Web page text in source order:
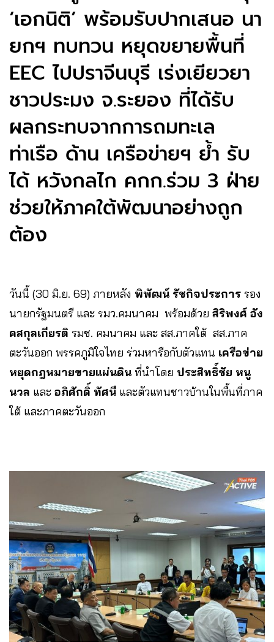
‘เอกนิติ’ พร้อมรับปากเสนอ นา
ยกฯ ทบทวน หยุดขยายพื้นที่
EEC ไปปราจีนบุรี เร่งเยียวยา
ชาวประมง จ.ระยอง ที่ได้รับ
ผลกระทบจากการถมทะเล
ท่าเรือ ด้าน เครือข่ายฯ ย้ำ รับ
ได้ หวังกลไก คกก.ร่วม 3 ฝ่าย
ช่วยให้ภาคใต้พัฒนาอย่างถูก
ต้อง
วันนี้ (30 มิ.ย. 69) ภายหลัง พิพัฒน์ รัชกิจประการ รอง
นายกรัฐมนตรี และ รมว.คมนาคม พร้อมด้วย สิริพงศ์ อัง
คสกุลเกียรติ รมช. คมนาคม และ สส.ภาคใต้ สส.ภาค
ตะวันออก พรรคภูมิใจไทย ร่วมหารือกับตัวแทน เครือข่าย
หยุดกฎหมายขายแผ่นดิน ที่นำโดย ประสิทธิ์ชัย หนู
นวล และ อภิศักดิ์ ทัศนี และตัวแทนชาวบ้านในพื้นที่ภาค
ใต้ และภาคตะวันออก